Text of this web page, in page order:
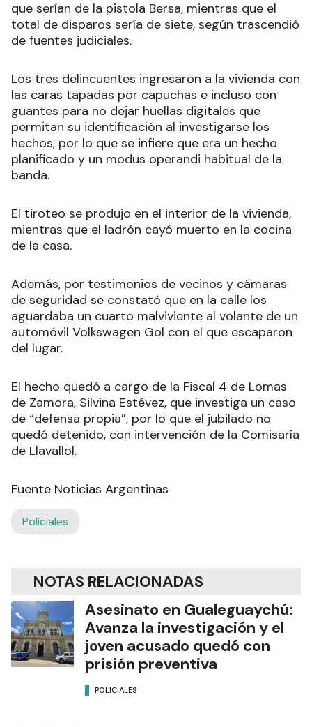
que serían de la pistola Bersa, mientras que el
total de disparos sería de siete, según trascendió
de fuentes judiciales.
Los tres delincuentes ingresaron a la vivienda con
las caras tapadas por capuchas e incluso con
guantes para no dejar huellas digitales que
permitan su identificación al investigarse los
hechos, por lo que se infiere que era un hecho
planificado y un modus operandi habitual de la
banda.
El tiroteo se produjo en el interior de la vivienda,
mientras que el ladrón cayó muerto en la cocina
de la casa.
Además, por testimonios de vecinos y cámaras
de seguridad se constató que en la calle los
aguardaba un cuarto malviviente al volante de un
automóvil Volkswagen Gol con el que escaparon
del lugar.
El hecho quedó a cargo de la Fiscal 4 de Lomas
de Zamora, Silvina Estévez, que investiga un caso
de “defensa propia”, por lo que el jubilado no
quedó detenido, con intervención de la Comisaría
de Llavallol.
Fuente Noticias Argentinas
Policiales
NOTAS RELACIONADAS
Asesinato en Gualeguaychú:
Avanza la investigación y el
joven acusado quedó con
prisión preventiva
POLICIALES